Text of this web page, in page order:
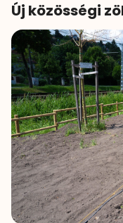
Új közösségi